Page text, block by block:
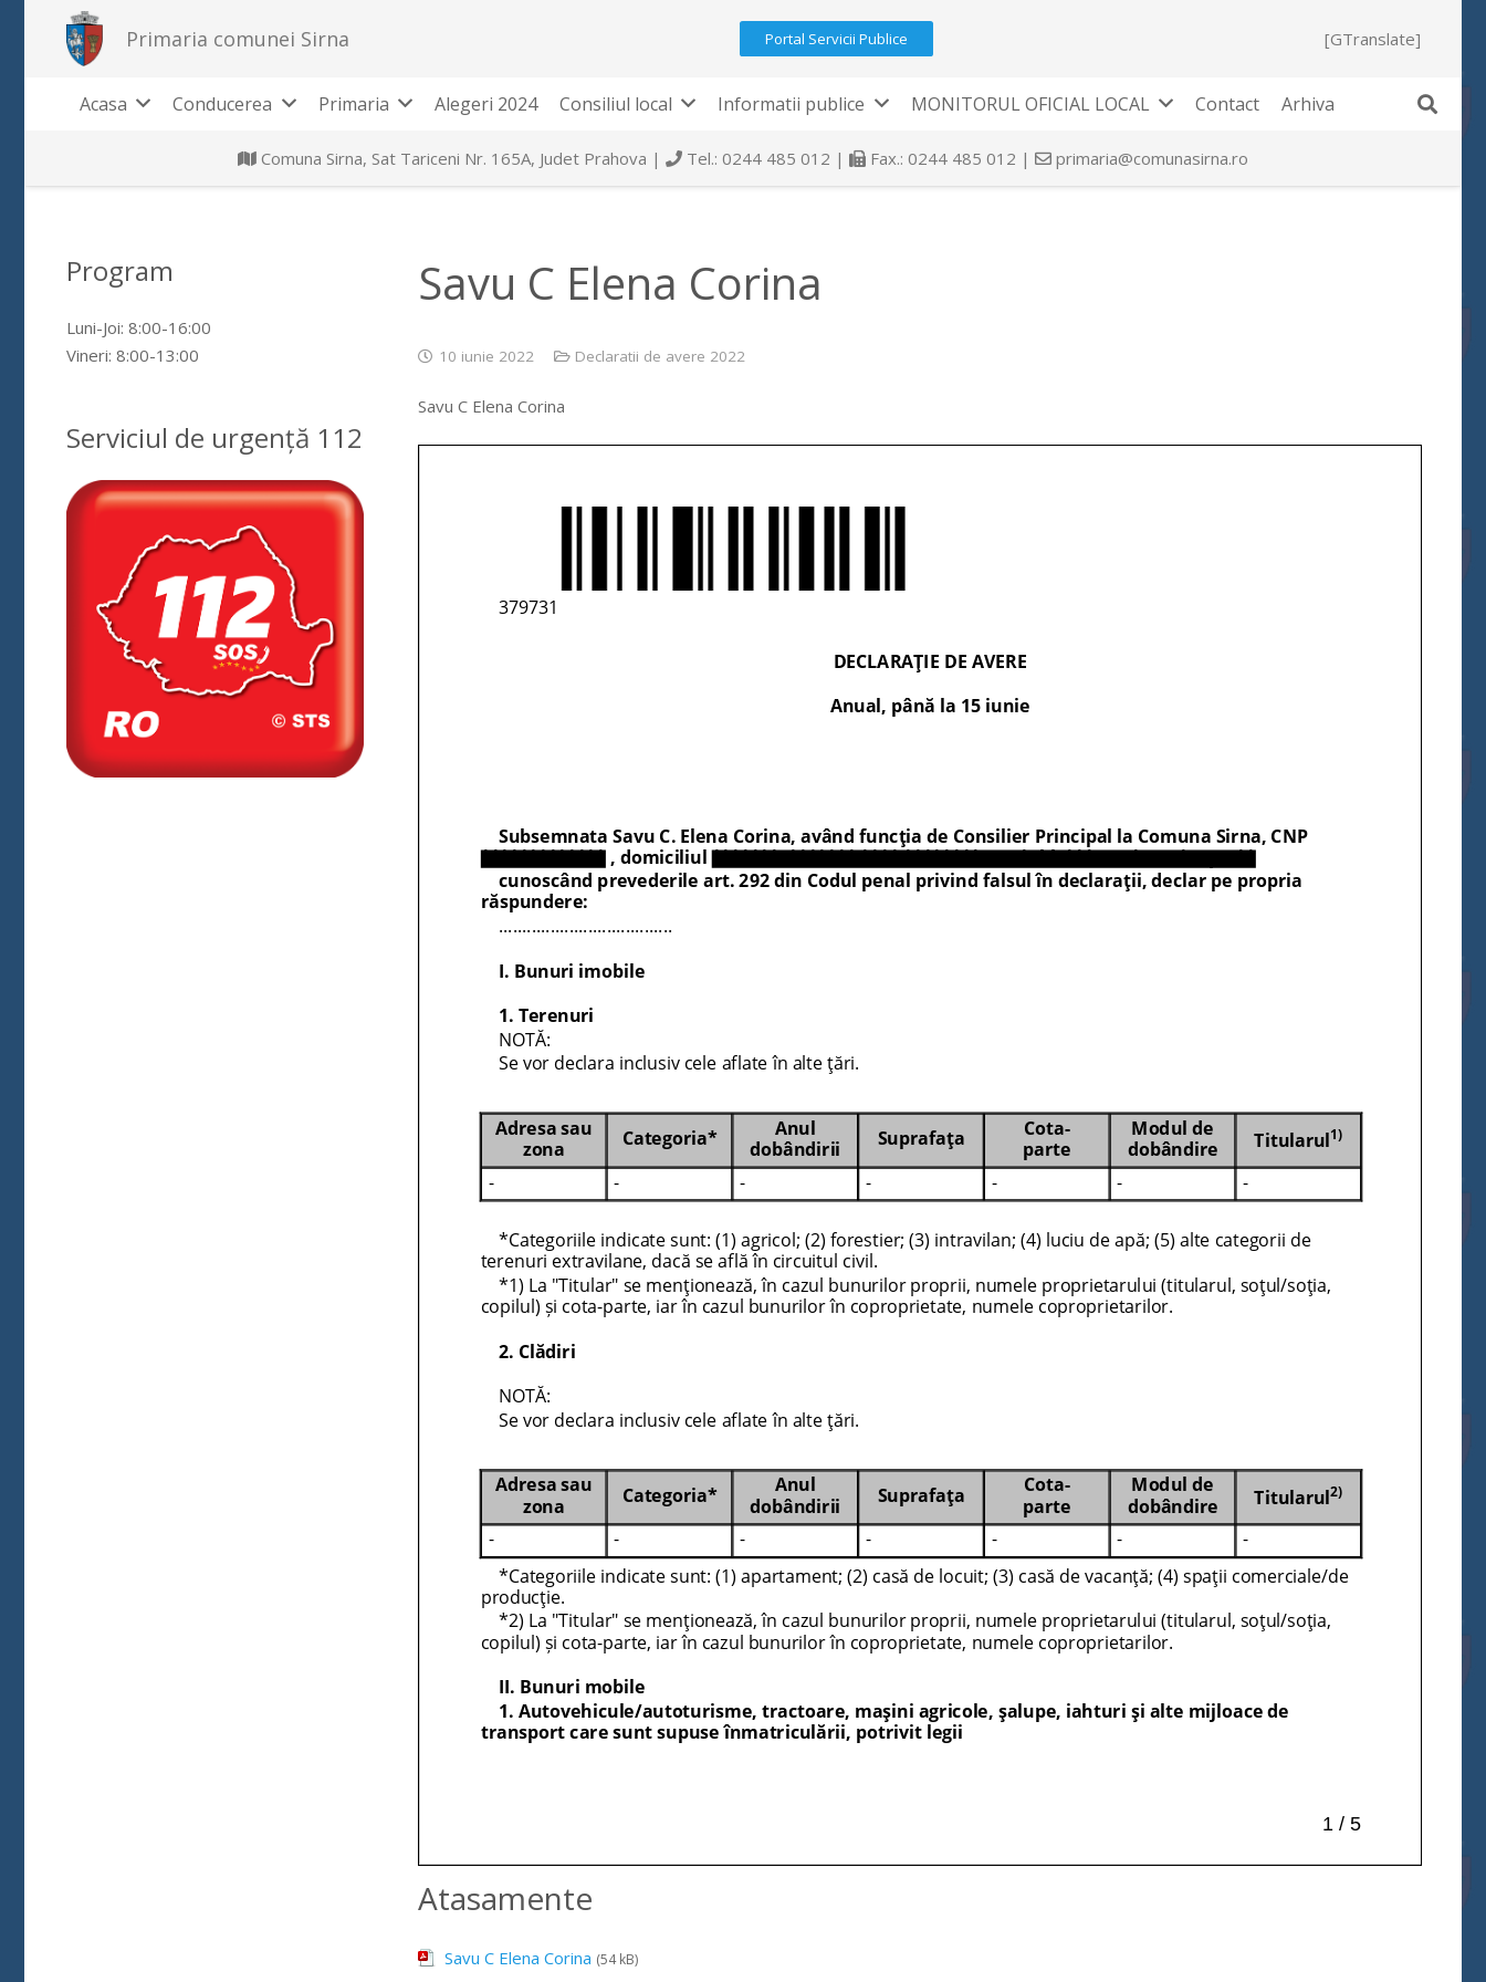
Primaria comunei Sirna Portal Servicii Publice [GTranslate]
Acasa Conducerea Primaria Alegeri 2024 Consiliul local Informatii publice MONITORUL OFICIAL LOCAL Contact Arhiva
Comuna Sirna, Sat Tariceni Nr. 165A, Judet Prahova | Tel.: 0244 485 012 | Fax.: 0244 485 012 | primaria@comunasirna.ro
Savu C Elena Corina
10 iunie 2022 Declaratii de avere 2022
Savu C Elena Corina
Atasamente
Savu C Elena Corina (54 kB)
Program
Luni-Joi: 8:00-16:00
Vineri: 8:00-13:00
Serviciul de urgență 112